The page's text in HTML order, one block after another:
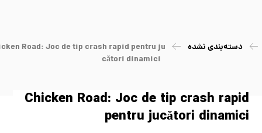
دسته‌بندی نشده
Road: Joc de tip crash rapid pentru ju
cători dinamici
Chicken Road: Joc de tip crash rapid
pentru jucători dinamici